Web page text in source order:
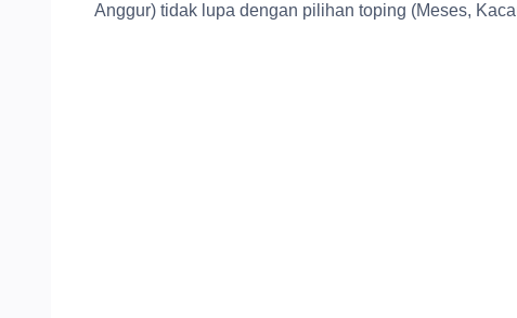
Anggur) tidak lupa dengan pilihan toping (Meses,